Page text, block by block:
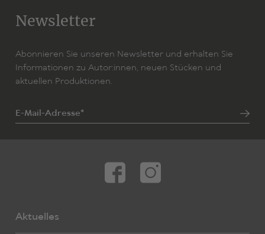
Newsletter
Abonnieren Sie unseren Newsletter und erhalten Sie
Informationen zu Autor:innen, neuen Stücken und
aktuellen Produktionen.
E-Mail-Adresse*
Aktuelles